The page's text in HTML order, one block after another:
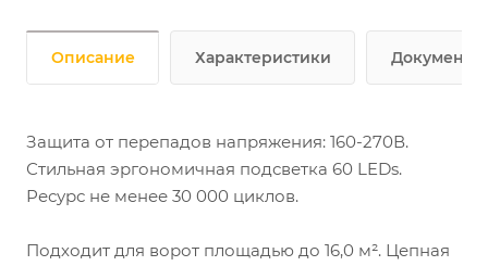
Описание Характеристики Документы
Защита от перепадов напряжения: 160-270В.
Стильная эргономичная подсветка 60 LEDs.
Ресурс не менее 30 000 циклов.
Подходит для ворот площадью до 16,0 м². Цепная